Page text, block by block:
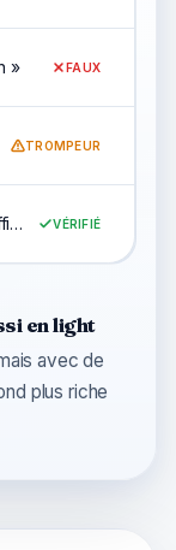
» FAUX
TROMPEUR
»
VÉRIFIÉ
en light
avec de
plus riche